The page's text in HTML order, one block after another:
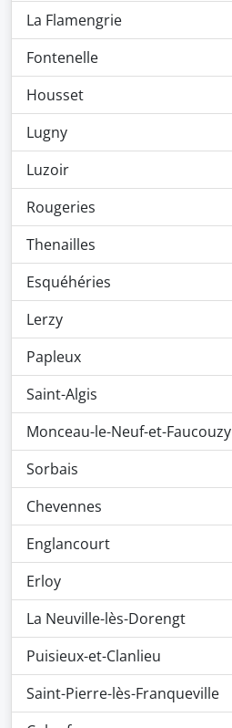
La Flamengrie
Fontenelle
Housset
Lugny
Luzoir
Rougeries
Thenailles
Esquéhéries
Lerzy
Papleux
Saint-Algis
Monceau-le-Neuf-et-Faucouzy
Sorbais
Chevennes
Englancourt
Erloy
La Neuville-lès-Dorengt
Puisieux-et-Clanlieu
Saint-Pierre-lès-Franqueville